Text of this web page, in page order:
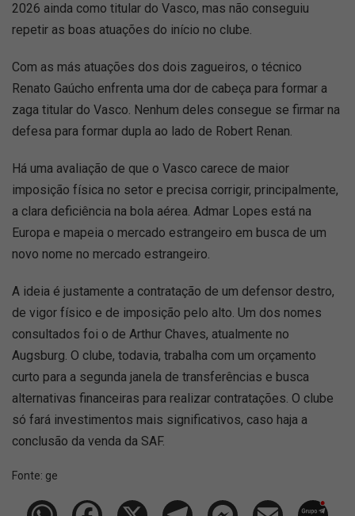
2026 ainda como titular do Vasco, mas não conseguiu
repetir as boas atuações do início no clube.
Com as más atuações dos dois zagueiros, o técnico
Renato Gaúcho enfrenta uma dor de cabeça para formar a
zaga titular do Vasco. Nenhum deles consegue se firmar na
defesa para formar dupla ao lado de Robert Renan.
Há uma avaliação de que o Vasco carece de maior
imposição física no setor e precisa corrigir, principalmente,
a clara deficiência na bola aérea. Admar Lopes está na
Europa e mapeia o mercado estrangeiro em busca de um
novo nome no mercado estrangeiro.
A ideia é justamente a contratação de um defensor destro,
de vigor físico e de imposição pelo alto. Um dos nomes
consultados foi o de Arthur Chaves, atualmente no
Augsburg. O clube, todavia, trabalha com um orçamento
curto para a segunda janela de transferências e busca
alternativas financeiras para realizar contratações. O clube
só fará investimentos mais significativos, caso haja a
conclusão da venda da SAF.
Fonte: ge